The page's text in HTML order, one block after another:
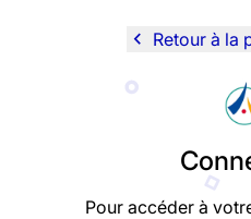
navigate_before Retour à la
Pour accéder à